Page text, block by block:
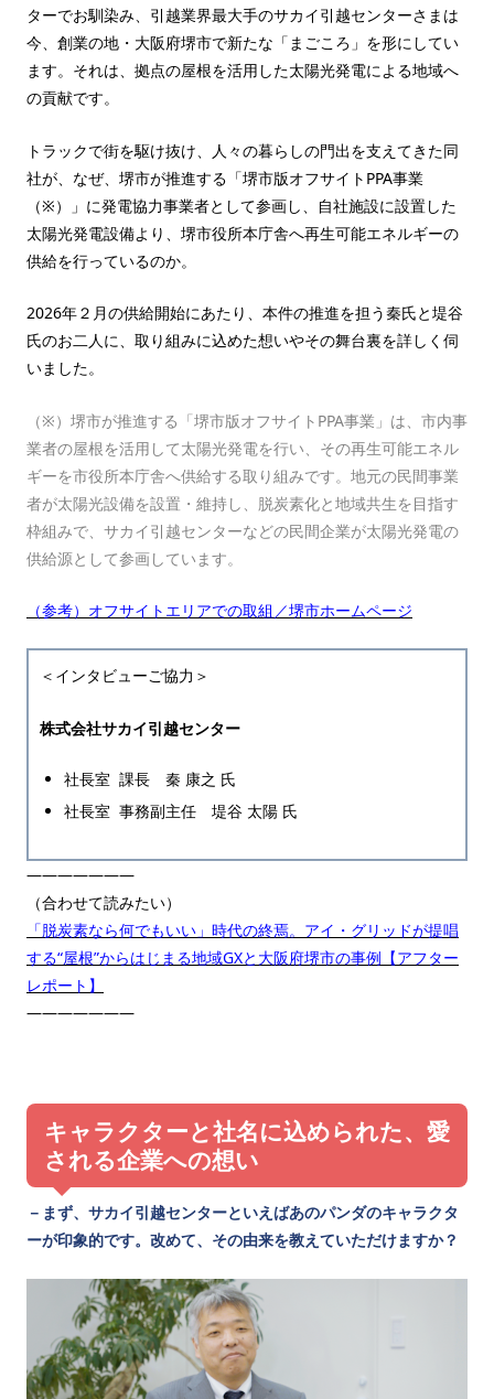
ターでお馴染み、引越業界最大手のサカイ引越センターさまは
今、創業の地・大阪府堺市で新たな「まごころ」を形にしてい
ます。それは、拠点の屋根を活用した太陽光発電による地域へ
の貢献です。
トラックで街を駆け抜け、人々の暮らしの門出を支えてきた同
社が、なぜ、堺市が推進する「堺市版オフサイトPPA事業
（※）」に発電協力事業者として参画し、自社施設に設置した
太陽光発電設備より、堺市役所本庁舎へ再生可能エネルギーの
供給を行っているのか。
2026年２月の供給開始にあたり、本件の推進を担う秦氏と堤谷
氏のお二人に、取り組みに込めた想いやその舞台裏を詳しく伺
いました。
（※）堺市が推進する「堺市版オフサイトPPA事業」は、市内事
業者の屋根を活用して太陽光発電を行い、その再生可能エネル
ギーを市役所本庁舎へ供給する取り組みです。地元の民間事業
者が太陽光設備を設置・維持し、脱炭素化と地域共生を目指す
枠組みで、サカイ引越センターなどの民間企業が太陽光発電の
供給源として参画しています。
（参考）オフサイトエリアでの取組／堺市ホームページ
＜インタビューご協力＞
株式会社サカイ引越センター
社長室 課長 秦 康之 氏
社長室 事務副主任 堤谷 太陽 氏
―――――――
（合わせて読みたい）
「脱炭素なら何でもいい」時代の終焉。アイ・グリッドが提唱
する“屋根”からはじまる地域GXと大阪府堺市の事例【アフター
レポート】
―――――――
キャラクターと社名に込められた、愛
される企業への想い
－まず、サカイ引越センターといえばあのパンダのキャラクタ
ーが印象的です。改めて、その由来を教えていただけますか？